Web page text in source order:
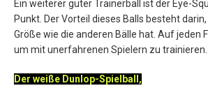
Ein weiterer guter Trainerball ist der Eye-
Punkt. Der Vorteil dieses Balls besteht
Größe wie die anderen Bälle hat. Auf jeden
um mit unerfahrenen Spielern zu trainieren.
Der weiße Dunlop-Spielball,